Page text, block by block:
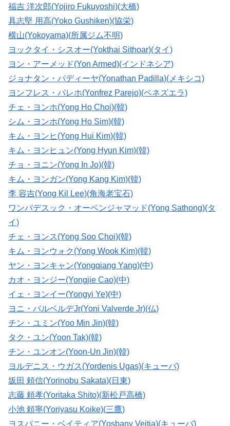
福吉 洋次郎(Yojiro Fukuyoshi)(大橋)
具志堅 用高(Yoko Gushiken)(協栄)
横山(Yokoyama)(所属ジム不明)
ヨックタイ・シスオー(Yokthai Sithoar)(タイ)
ヨン・アーメッド(Yon Armed)(インドネシア)
ジョナタン・パディーヤ(Yonathan Padilla)(メキシコ)
ヨンフレス・パレホ(Yonfrez Parejo)(ベネズエラ)
チェ・ヨンホ(Yong Ho Choi)(韓)
シム・ヨンホ(Yong Ho Sim)(韓)
キム・ヨンヒ(Yong Hui Kim)(韓)
キム・ヨンヒュン(Yong Hyun Kim)(韓)
チョ・ヨニン(Yong In Jo)(韓)
キム・ヨンガン(Yong Kang Kim)(韓)
李 容吉(Yong Kil Lee)(角海老宝石)
ワンパデスック・オーベンジャマッド(Yong Sathong)(タ
イ)
チェ・ヨンス(Yong Soo Choi)(韓)
キム・ヨンウォク(Yong Wook Kim)(韓)
ヤン・ヨンキャン(Yongqiang Yang)(中)
カオ・ヨンジー(Yongjie Cao)(中)
イェ・ヨンイー(Yongyi Ye)(中)
ヨニ・バルベルデJr(Yoni Valverde Jr)(仏)
チン・ユミン(Yoo Min Jin)(韓)
タク・ユン(Yoon Tak)(韓)
チン・ユンオン(Yoon-Un Jin)(韓)
ヨルデニス・ウガス(Yordenis Ugas)(キューバ)
坂田 頼信(Yorinobu Sakata)(日東)
志藤 頼孝(Yoritaka Shito)(新松戸高橋)
小池 頼寧(Yoriyasu Koike)(三鷹)
ヨスバニー・ベイティア(Yosbany Veitia)(キューバ)